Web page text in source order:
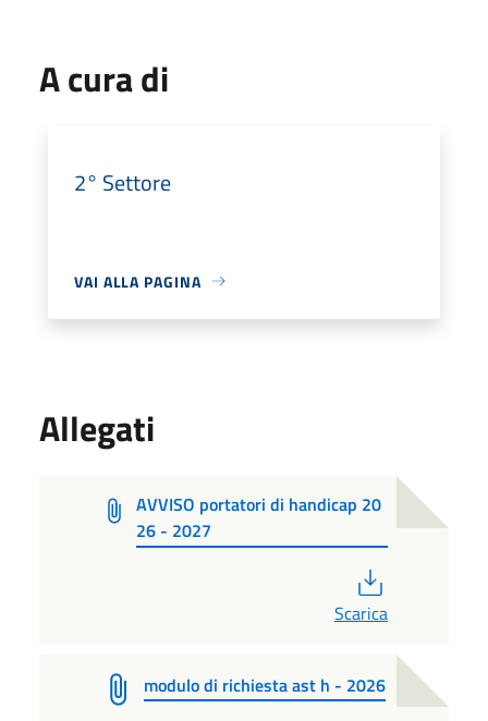
A cura di
2° Settore
VAI ALLA PAGINA
Allegati
AVVISO portatori di handicap 20
26 - 2027
Scarica
modulo di richiesta ast h - 2026